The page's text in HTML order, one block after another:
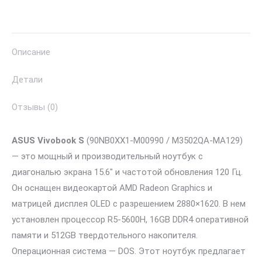
Описание
Детали
Отзывы (0)
ASUS Vivobook S (90NB0XX1-M00990 / M3502QA-MA129)
— это мощный и производительный ноутбук с
диагональю экрана 15.6″ и частотой обновления 120 Гц.
Он оснащен видеокартой AMD Radeon Graphics и
матрицей дисплея OLED с разрешением 2880×1620. В нем
установлен процессор R5-5600H, 16GB DDR4 оперативной
памяти и 512GB твердотельного накопителя.
Операционная система — DOS. Этот ноутбук предлагает